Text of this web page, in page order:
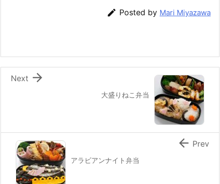
k
a Posted by Mari Miyazawa
大盛りねこ弁当

Next
アラビアンナイト弁当
 Prev